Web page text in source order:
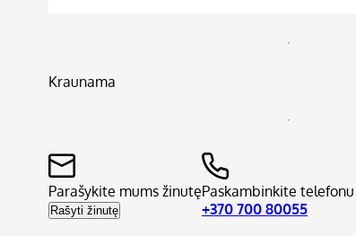
Kraunama
Parašykite mums žinutę
Rašyti žinutę
Paskambinkite telefonu
+370 700 80055